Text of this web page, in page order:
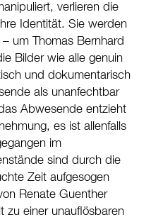
verlieren die
Identität. Sie werden
um Thomas Bernhard
Bilder wie alle genuin
und dokumentarisch
als unanfechtbar
Abwesende entzieht
es ist allenfalls
im
sind durch die
Zeit aufgesogen
Renate Guenther
zu einer unauflösbaren